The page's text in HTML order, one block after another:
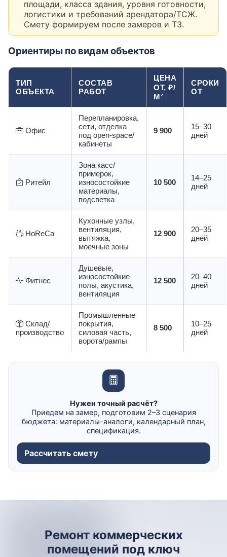
площади, класса здания, уровня готовности,
логистики и требований арендатора/ТСЖ.
Смету формируем после замеров и ТЗ.
Ориентиры по видам объектов
ТИП
ОБЪЕКТА
СОСТАВ
РАБОТ
ЦЕНА
ОТ, ₽/
М²
СРОКИ
ОТ
Офис
Перепланировка,
сети, отделка
под open-space/
кабинеты
9 900
15–30
дней
Ритейл
Зона касс/
примерок,
износостойкие
материалы,
подсветка
10 500
14–25
дней
HoReCa
Кухонные узлы,
вентиляция,
вытяжка,
моечные зоны
12 900
20–35
дней
Фитнес
Душевые,
износостойкие
полы, акустика,
вентиляция
12 500
20–40
дней
Склад/
производство
Промышленные
покрытия,
силовая часть,
ворота/рампы
8 500
10–25
дней
Нужен точный расчёт?
Приедем на замер, подготовим 2–3 сценария
бюджета: материалы-аналоги, календарный план,
спецификация.
Рассчитать смету
Ремонт коммерческих
помещений под ключ